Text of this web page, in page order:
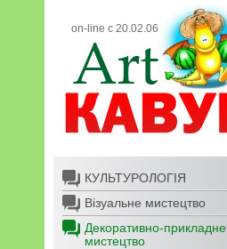
on-line с 20.02.06
КУЛЬТУРОЛОГІЯ
Візуальне мистецтво
Декоративно-прикладне
мистецтво